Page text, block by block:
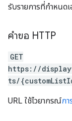
รับรายการที่กำหนดเ
คำขอ HTTP
GET
https://
ts/
URL ใช้ไวยากรณ์ก